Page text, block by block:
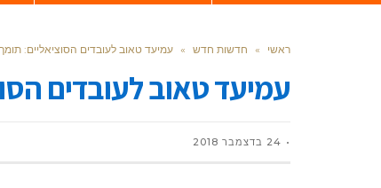
ראשי » חדשות חדש » עמיעד טאוב לעובדים הסוציאליים:
עמיעד טאוב לעובדים
24 בדצמבר 2018